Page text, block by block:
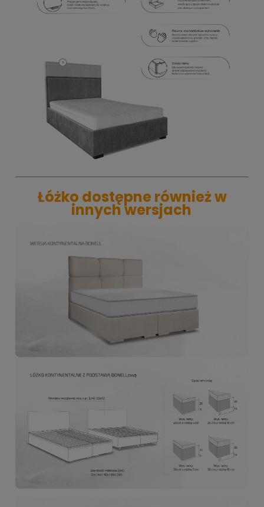
Łóżko dostępne również w
innych wersjach